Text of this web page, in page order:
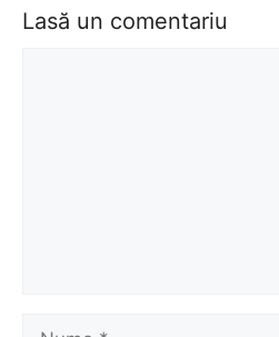
Lasă un comentariu